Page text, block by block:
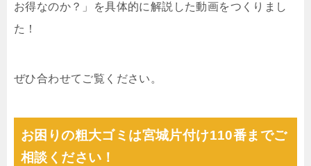
お得なのか？」を具体的に解説した動画をつくりまし
た！
ぜひ合わせてご覧ください。
お困りの粗大ゴミは宮城片付け110番までご
相談ください！